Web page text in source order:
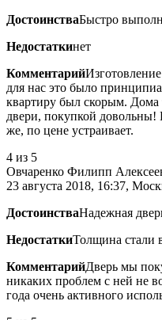
ДостоинстваБыстро
Недостаткинет
Комментарий
для нас это было
квартиру был скорым. Дома
двери, покупкой довольны!
же, по цене устраивает.
4 из 5
Овчаренко Филипп
23 августа 2018, 16:37,
ДостоинстваНадежная
НедостаткиТолщина стали
КомментарийДверь мы
никаких проблем с ней не
года очень активного